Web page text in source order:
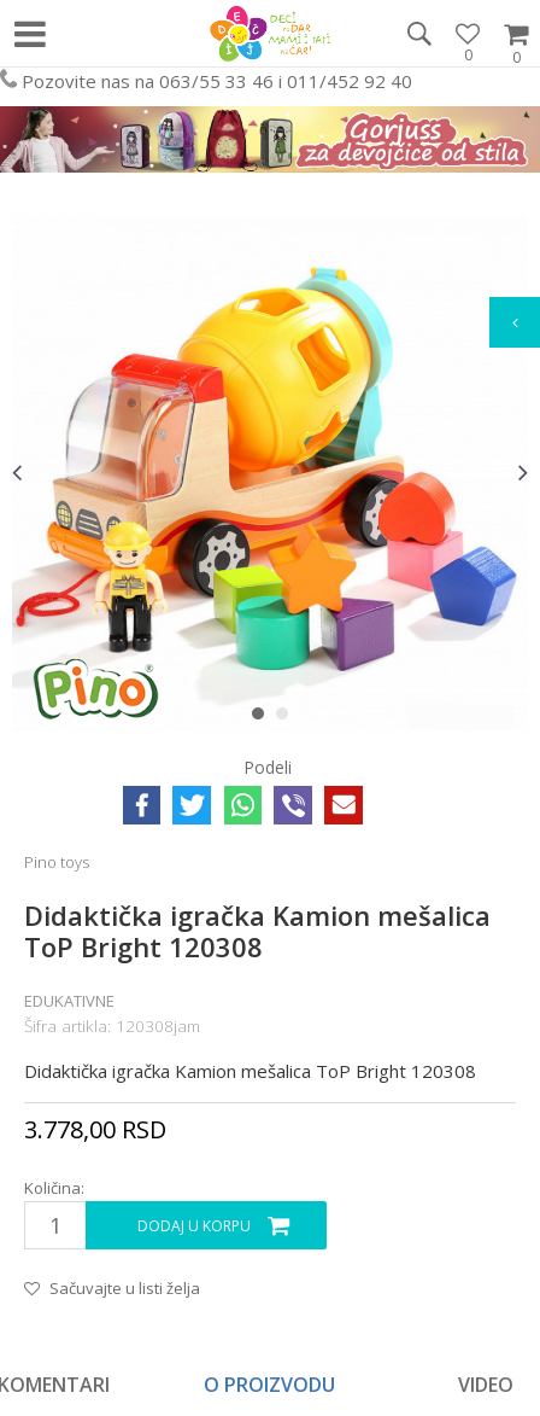
0
0
Pozovite nas na 063/55 33 46 i 011/452 92 40
1 2
Podeli
Pino toys
Didaktička igračka Kamion mešalica
ToP Bright 120308
EDUKATIVNE
Šifra artikla: 120308jam
Didaktička igračka Kamion mešalica ToP Bright 120308
3.778,00 RSD
Količina:
DODAJ U KORPU
Sačuvajte u listi želja
O PROIZVODU VIDEO